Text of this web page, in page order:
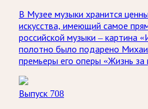
В Музее музыки хранится
искусства, имеющий самое
российской музыки – картина
полотно было подарено
премьеры его оперы «Жизнь за
Выпуск 708